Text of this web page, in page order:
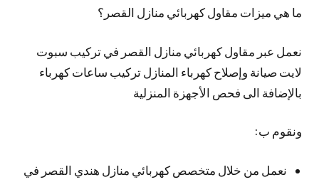
ما هي ميزات مقاول كهربائي منازل القصر؟
نعمل عبر مقاول كهربائي منازل القصر في تركيب سبوت
لايت صيانة وإصلاح كهرباء المنازل تركيب ساعات كهرباء
بالإضافة الى فحص الأجهزة المنزلية
ونقوم ب:
نعمل من خلال متخصص كهربائي منازل هندي القصر في